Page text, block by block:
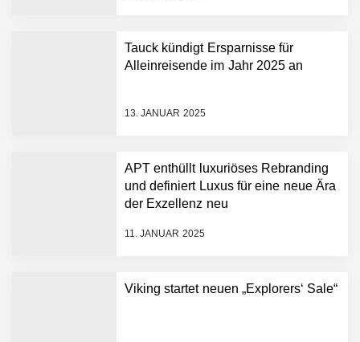
Tauck kündigt Ersparnisse für
Alleinreisende im Jahr 2025 an
13. JANUAR 2025
APT enthüllt luxuriöses Rebranding
und definiert Luxus für eine neue Ära
der Exzellenz neu
11. JANUAR 2025
Viking startet neuen „Explorers‘ Sale“